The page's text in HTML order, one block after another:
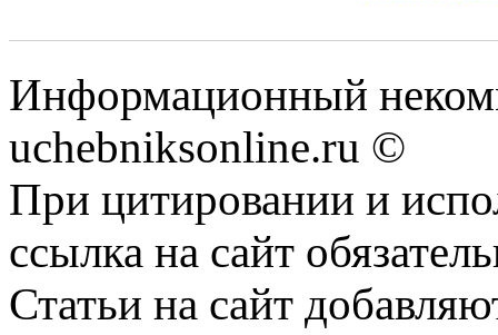
Информационный
uchebniksonline.ru ©
При цитировании и
ссылка на сайт
Статьи на сайт